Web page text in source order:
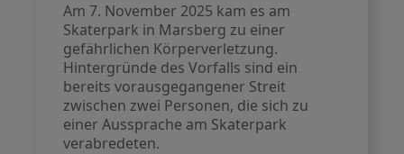
Am 7. November 2025 kam es am
Skaterpark in Marsberg zu einer
gefährlichen Körperverletzung.
Hintergründe des Vorfalls sind ein
bereits vorausgegangener Streit
zwischen zwei Personen, die sich zu
einer Aussprache am Skaterpark
verabredeten.